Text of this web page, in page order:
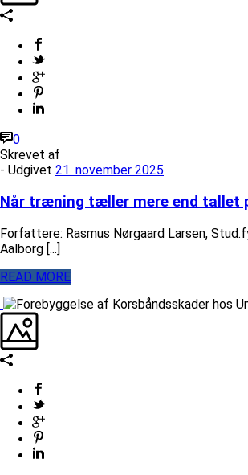
0
Skrevet af
- Udgivet 21. november 2025
Når træning tæller mere end tallet
Forfattere: Rasmus Nørgaard Larsen,
Aalborg [...]
READ MORE